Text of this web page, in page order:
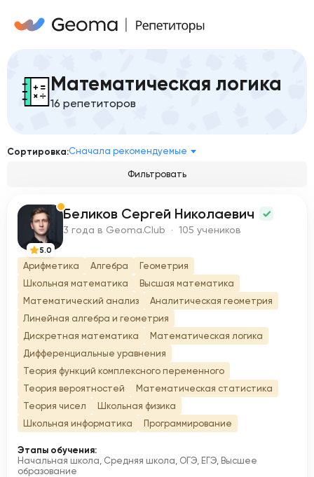
Математическая логика
16 репетиторов
Сортировка:Сначала рекомендуемые
Фильтровать
Б
5.0
Беликов Сергей Николаевич
3 года в Geoma.Club · 105 учеников
Арифметика Алгебра
Геометрия
Школьная математика
Высшая математика
Математический анализ
Аналитическая геометрия
Линейная алгебра и геометрия
Дискретная математика
Математическая логика
Дифференциальные уравнения
Теория функций комплексного переменного
Теория вероятностей
Математическая статистика
Теория чисел
Школьная физика
Школьная информатика
Программирование
Этапы обучения:
Начальная школа, Средняя школа, ОГЭ, ЕГЭ, Высшее
образование